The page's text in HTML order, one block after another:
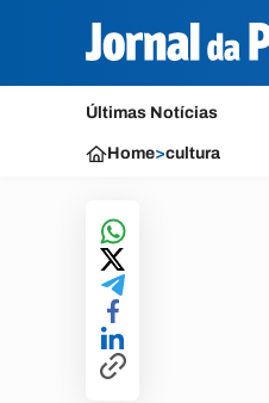
Últimas Notícias
Home>cultura